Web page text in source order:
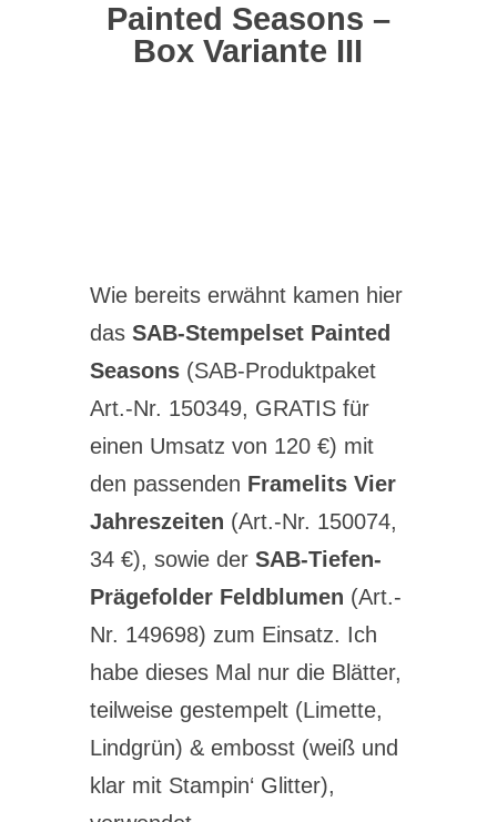
Painted Seasons –
Box Variante III
Wie bereits erwähnt kamen hier
das SAB-Stempelset Painted
Seasons(SAB-Produktpaket
Art.-Nr. 150349, GRATIS für
einen Umsatz von 120 €) mit
den passenden Framelits Vier
Jahreszeiten (Art.-Nr. 150074,
34 €), sowie der SAB-Tiefen-
Prägefolder Feldblumen (Art.-
Nr. 149698) zum Einsatz. Ich
habe dieses Mal nur die Blätter,
teilweise gestempelt (Limette,
Lindgrün) & embosst (weiß und
klar mit Stampin‘ Glitter),